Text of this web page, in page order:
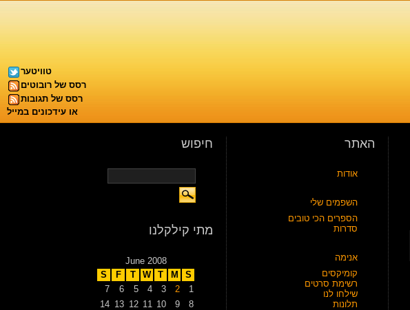
טוויטער
רסס של רובוטים
רסס של תגובות
או עידכונים במייל
האתר
אודות
השפמים שלי
הספרים הכי טובים
סדרות
אנימה
קומיקסים
רשימת סרטים
שילחו לנו
תלונות
חיפוש
מתי קילקלנו
June 2008
S
M
T
W
T
F
S
1
2
3
4
5
6
7
8
9
10
11
12
13
14